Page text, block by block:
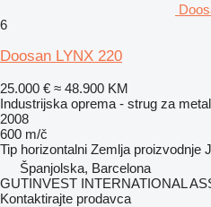
6
Doosan LYNX 220
25.000 € ≈ 48.900 KM
Industrijska oprema - strug za metal
2008
600 m/č
Tip horizontalni Zemlja proizvodnje
Španjolska, Barcelona
GUTINVEST INTERNATIONAL
Kontaktirajte prodavca